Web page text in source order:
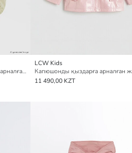
Капюшонды түрлі-түсті ұлдарға арналған жаңбырлы күртке
LCW Kids
11 490,00 KZT